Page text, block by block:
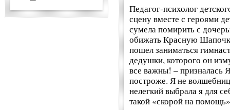
Педагог-психолог
сцену вместе с героями
сумела помирить с
обижать Красную
пошел заниматься
дедушки, которого он
все важны! – призналась
построже. Я не
нелегкий выбрала я для
такой «скорой на